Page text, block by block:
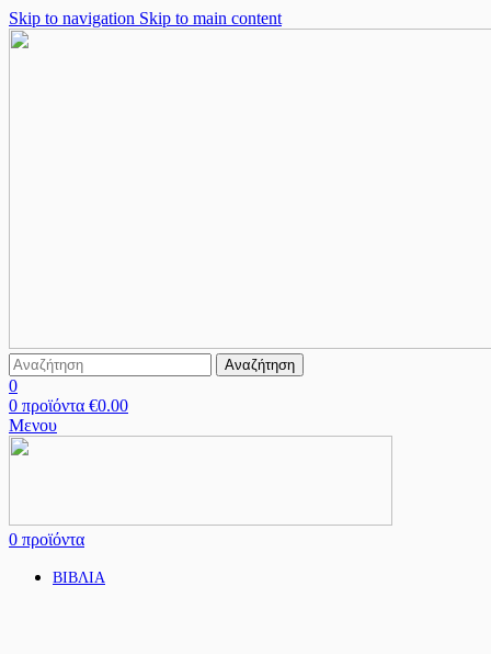
Skip to navigation Skip to main content
Αναζήτηση
0
0 προϊόντα €0.00
Μενου
0 προϊόντα
ΒΙΒΛΙΑ